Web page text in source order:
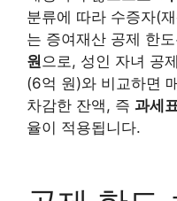
분류에 따라 수증자(
는 증여재산 공제 한
원 으로, 성인 자녀 공
(6억 원)와 비교하면
차감한 잔액, 즉 과세
율이 적용됩니다.